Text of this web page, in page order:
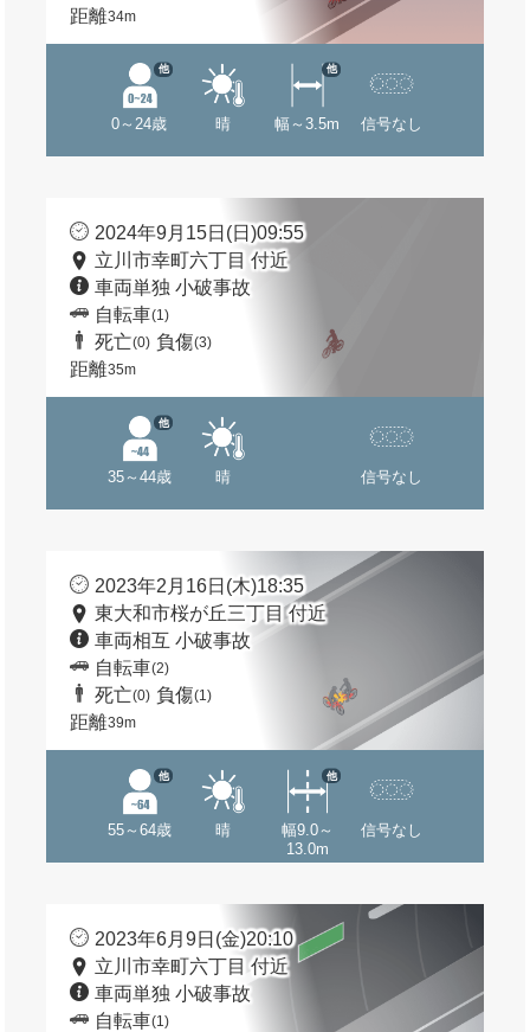
距離34m
0～24歳
他
晴 幅～3.5m
他
信号なし
2024年9月15日(日)09:55
立川市幸町六丁目 付近
車両単独 小破事故
自転車(1)
死亡(0) 負傷(3)
距離35m
35～44歳
他
晴 信号なし
2023年2月16日(木)18:35
東大和市桜が丘三丁目 付近
車両相互 小破事故
自転車(2)
死亡(0) 負傷(1)
距離39m
55～64歳
他
晴
幅9.0～
13.0m
他
信号なし
2023年6月9日(金)20:10
立川市幸町六丁目 付近
車両単独 小破事故
自転車(1)